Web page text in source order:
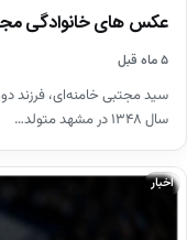
عکس های خانوادگی
۵ ماه قبل
سید مجتبی خامنه‌ای، فرزند
سال ۱۳۴۸ در مشهد متولد…
اخبار